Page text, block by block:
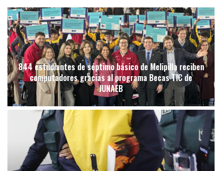
844 estudiantes de séptimo básico de Melipilla reciben
computadores gracias al programa Becas TIC de
JUNAEB